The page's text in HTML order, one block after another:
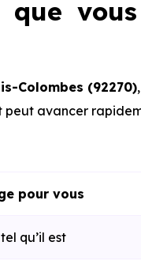
Colombes (92270)
peut avancer
pour vous
qu’il est